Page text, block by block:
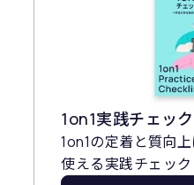
1on1実践チェッ
1on1の定着と質向
使える実践チェック